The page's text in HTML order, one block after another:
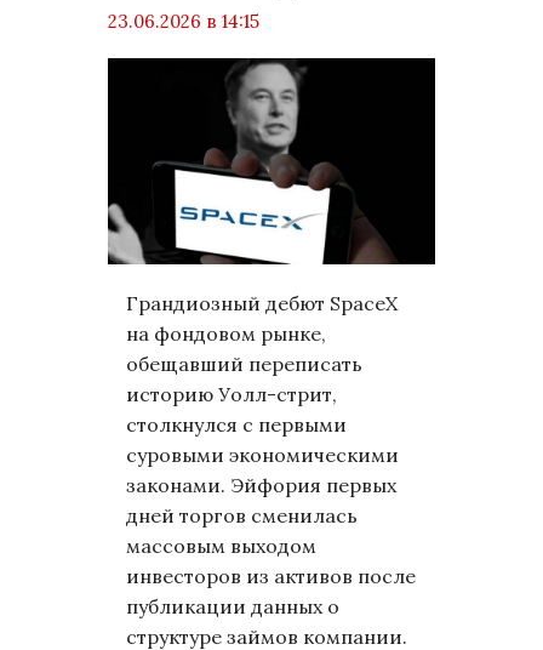
23.06.2026 в 14:15
комментариев: 0
Грандиозный дебют SpaceX
на фондовом рынке,
обещавший переписать
историю Уолл-стрит,
столкнулся с первыми
суровыми экономическими
законами. Эйфория первых
дней торгов сменилась
массовым выходом
инвесторов из активов после
публикации данных о
структуре займов компании.